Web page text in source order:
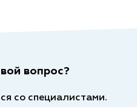
вопрос?
со специалистами.